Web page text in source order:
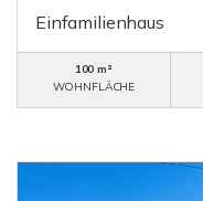
Einfamilienhaus
100 m²
WOHNFLÄCHE